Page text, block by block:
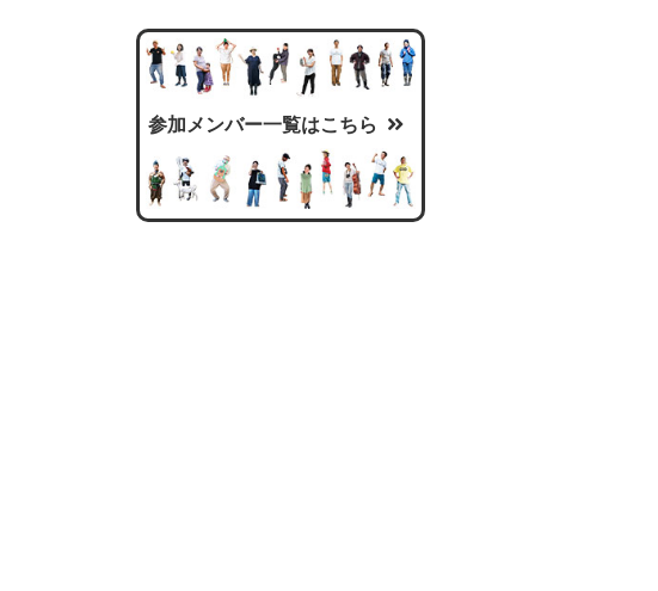
参加メンバー一覧はこちら